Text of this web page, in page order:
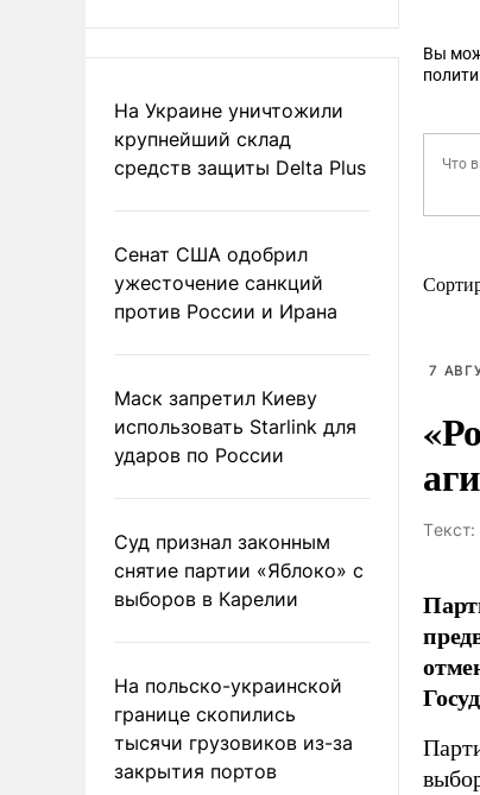
На Украине уничтожили
крупнейший склад
средств защиты Delta Plus
Сенат США одобрил
ужесточение санкций
против России и Ирана
Маск запретил Киеву
использовать Starlink для
ударов по России
Суд признал законным
снятие партии «Яблоко» с
выборов в Карелии
На польско-украинской
границе скопились
тысячи грузовиков из-за
закрытия портов
Вы
7
Tекст: